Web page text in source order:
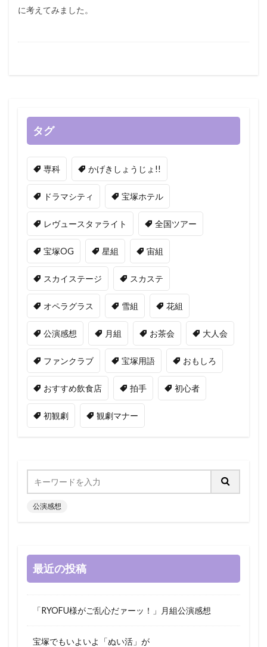
に考えてみました。
タグ
専科 かげきしょうじょ!!
ドラマシティ 宝塚ホテル
レヴュースタァライト 全国ツアー
宝塚OG 星組 宙組
スカイステージ スカステ
オペラグラス 雪組 花組
公演感想 月組 お茶会 大人会
ファンクラブ 宝塚用語 おもしろ
おすすめ飲食店 拍手 初心者
初観劇 観劇マナー
公演感想
最近の投稿
「RYOFU様がご乱心だァーッ！」月組公演感想
宝塚でもいよいよ「ぬい活」が